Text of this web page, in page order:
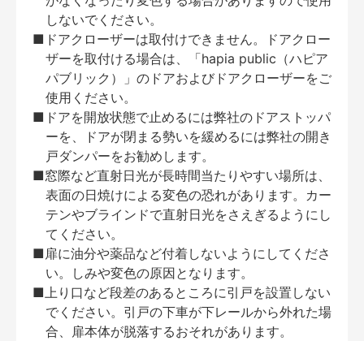
しないでください。
■ドアクローザーは取付けできません。ドアクロー
ザーを取付ける場合は、「hapia public（ハピア
パブリック）」のドアおよびドアクローザーをご
使用ください。
■ドアを開放状態で止めるには弊社のドアストッパ
ーを、ドアが閉まる勢いを緩めるには弊社の開き
戸ダンパーをお勧めします。
■窓際など直射日光が長時間当たりやすい場所は、
表面の日焼けによる変色の恐れがあります。カー
テンやブラインドで直射日光をさえぎるようにし
てください。
■扉に油分や薬品など付着しないようにしてくださ
い。しみや変色の原因となります。
■上り口など段差のあるところに引戸を設置しない
でください。引戸の下車が下レールから外れた場
合、扉本体が脱落するおそれがあります。